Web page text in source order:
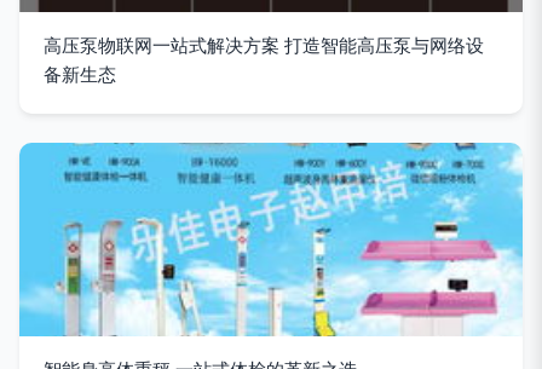
高压泵物联网一站式解决方案 打造智能高压泵与网络设
备新生态